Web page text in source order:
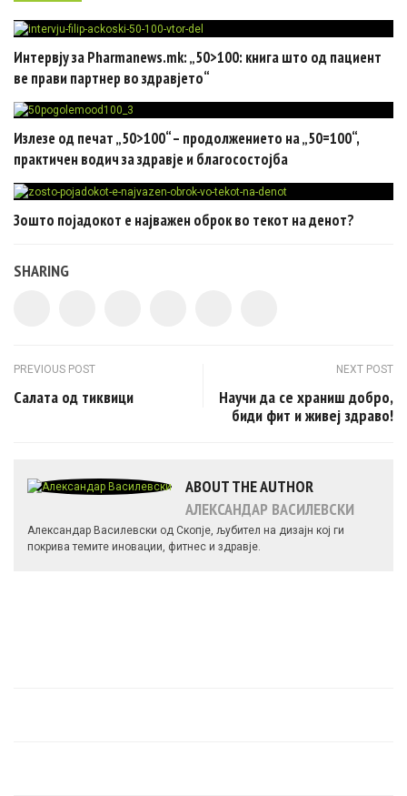
Интервју за Pharmanews.mk: „50>100: книга што од пациент
ве прави партнер во здравјето“
Излезе од печат „50>100“ – продолжението на „50=100“,
практичен водич за здравје и благосостојба
Зошто појадокот е најважен оброк во текот на денот?
SHARING
Post navigation
PREVIOUS POST
Салата од тиквици
NEXT POST
Научи да се храниш добро,
биди фит и живеј здраво!
ABOUT THE AUTHOR
АЛЕКСАНДАР ВАСИЛЕВСКИ
Александар Василевски од Скопје, љубител на дизајн кој ги
покрива темите иновации, фитнес и здравје.